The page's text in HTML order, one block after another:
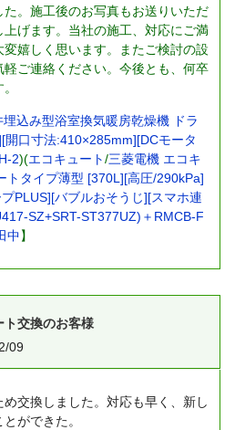
。施工後のお写真もお送りいただ
げます。当社の施工、対応にご満
嬉しく思います。またご検討の設
ご連絡ください。今後とも、何卒
込み型浴室換気暖房乾燥機 ドラ
口寸法:410×285mm][DCモータ
2)(エコキュート/三菱電機 エコキ
トタイプ薄型 [370L][高圧/290kPa]
PLUS][バブルおそうじ][スマホ連
SZ+SRT-ST377UZ)＋RMCB-F
中】
ト交換のお客様
09
め交換しました。対応も早く、新し
ができた。